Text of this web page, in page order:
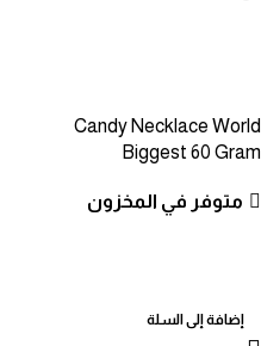
Candy Necklace World
Biggest 60 Gram
متوفر في المخزون
إضافة إلى السلة